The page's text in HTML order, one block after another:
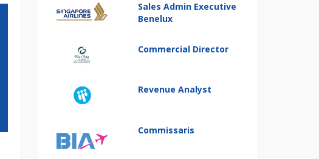
Sales Admin Executive
Benelux
Commercial Director
Revenue Analyst
Commissaris